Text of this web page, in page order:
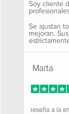
Soy cliente
Se ajustan
mejoran.
Marta
reseña a la